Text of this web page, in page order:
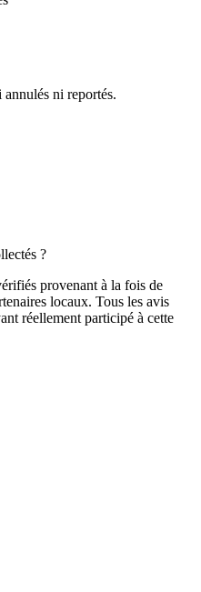
ni reportés.
?
provenant à la fois de
locaux. Tous les avis
réellement participé à cette